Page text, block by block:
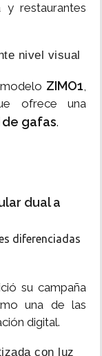
y restaurantes
nivel visual
ZIMO1,
ofrece una
de gafas.
dual a
diferenciadas
su campaña
una de las
digital.
con luz